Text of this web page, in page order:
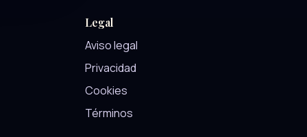
Legal
Aviso legal
Privacidad
Cookies
Términos